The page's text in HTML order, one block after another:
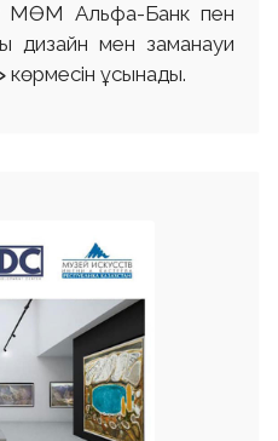
МӨМ Альфа-Банк пен
дизайн мен заманауи
көрмесін ұсынады.